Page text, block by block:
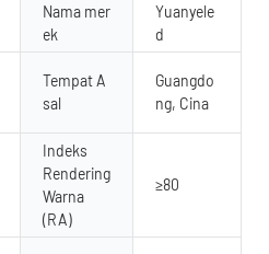
Nama mer
ek
Yuanyele
d
Tempat A
sal
Guangdo
ng, Cina
Indeks
Rendering
Warna
(RA)
≥80